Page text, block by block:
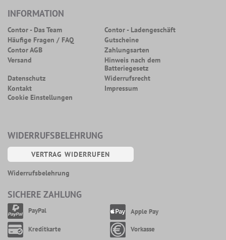
INFORMATION
Contor - Das Team
Contor - Ladengeschäft
Häufige Fragen / FAQ
Gutscheine
Contor AGB
Zahlungsarten
Versand
Hinweis nach dem
Batteriegesetz
Datenschutz
Widerrufsrecht
Kontakt
Impressum
Cookie Einstellungen
WIDERRUFSBELEHRUNG
VERTRAG WIDERRUFEN
Widerrufsbelehrung
SICHERE ZAHLUNG
PayPal Apple Pay
Kreditkarte Vorkasse